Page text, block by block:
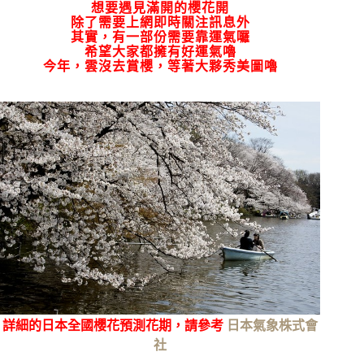
想要遇見滿開的櫻花開
除了需要上網即時關注訊息外
其實，有一部份需要靠運氣囉
希望大家都擁有好運氣嚕
今年，雲沒去賞櫻，等著大夥秀美圖嚕
詳細的日本全國櫻花預測花期，請參考 日本氣象株式會
社